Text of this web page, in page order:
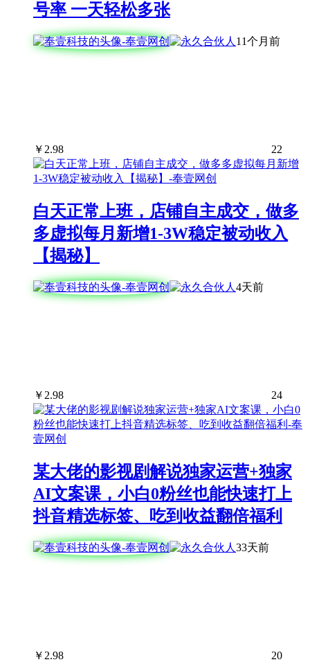
号率 一天轻松多张
11个月前
￥ 2.98 22
白天正常上班，店铺自主成交，做多
多虚拟每月新增1-3W稳定被动收入
【揭秘】
4天前
￥ 2.98 24
某大佬的影视剧解说独家运营+独家
AI文案课，小白0粉丝也能快速打上
抖音精选标签、吃到收益翻倍福利
33天前
￥ 2.98 20